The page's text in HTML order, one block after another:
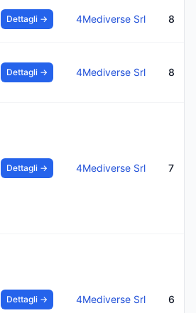
Dettagli → 4Mediverse Srl 8
Dettagli → 4Mediverse Srl 8
Dettagli → 4Mediverse Srl 7
Dettagli → 4Mediverse Srl 6